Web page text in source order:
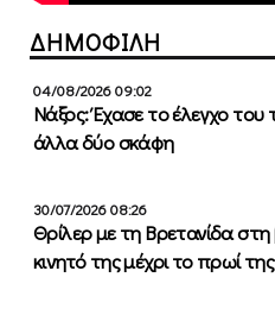
ΔΗΜΟΦΙΛΗ
04/08/2026 09:02
Νάξος: Έχασε το έλεγχο
άλλα δύο σκάφη
30/07/2026 08:26
Θρίλερ με τη Βρετανίδα
κινητό της μέχρι το πρωί